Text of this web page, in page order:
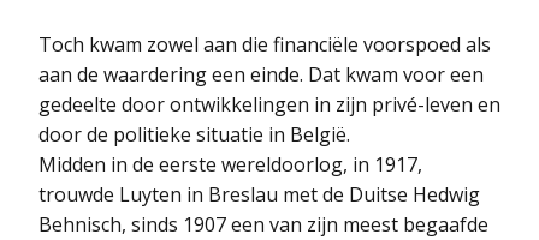
Toch kwam zowel aan die financiële voorspoed als
aan de waardering een einde. Dat kwam voor een
gedeelte door ontwikkelingen in zijn privé-leven en
door de politieke situatie in België.
Midden in de eerste wereldoorlog, in 1917,
trouwde Luyten in Breslau met de Duitse Hedwig
Behnisch, sinds 1907 een van zijn meest begaafde